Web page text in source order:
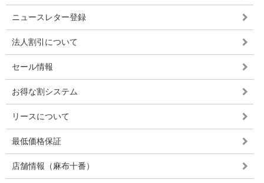
ニュースレター登録
法人割引について
セール情報
お得な割システム
リースについて
最低価格保証
店舗情報（麻布十番）